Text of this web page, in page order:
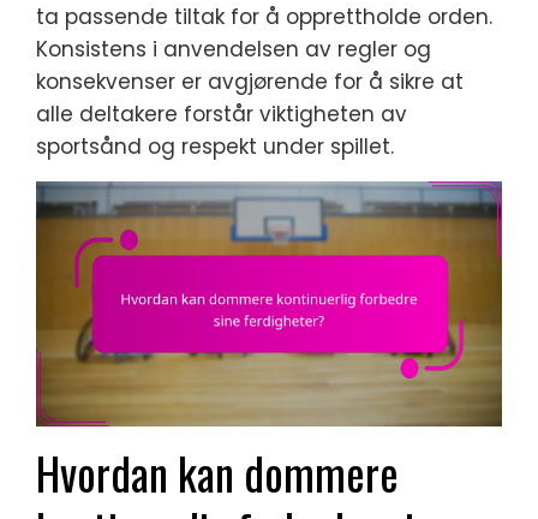
ta passende tiltak for å opprettholde orden.
Konsistens i anvendelsen av regler og
konsekvenser er avgjørende for å sikre at
alle deltakere forstår viktigheten av
sportsånd og respekt under spillet.
Hvordan kan dommere